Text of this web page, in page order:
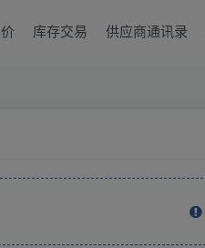
库存交易 供应商通讯录